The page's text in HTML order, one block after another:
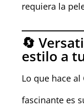
requiera la
🔄
estilo a
Lo que hace al
fascinante es